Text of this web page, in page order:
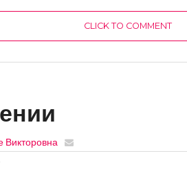
CLICK TO COMMENT